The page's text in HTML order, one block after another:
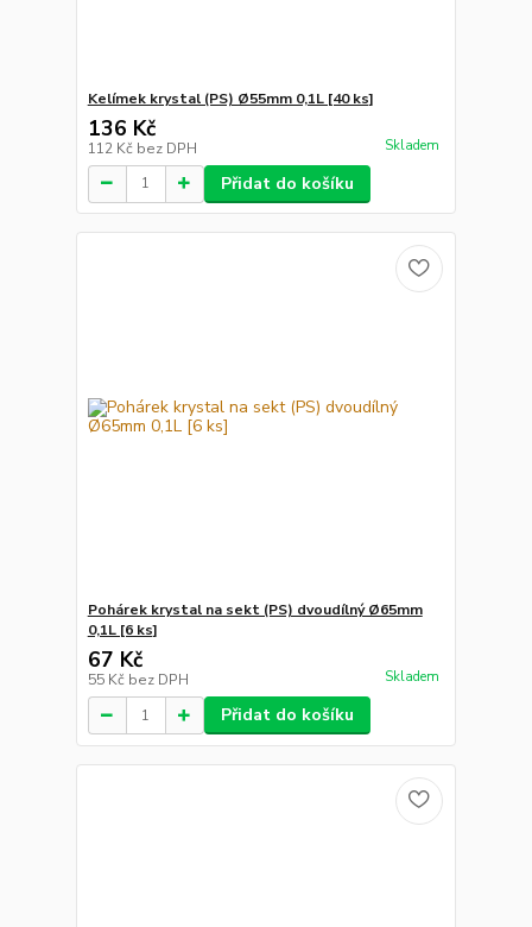
Kelímek krystal (PS) Ø55mm 0,1L [40 ks]
136 Kč
112 Kč bez DPH Skladem
Přidat do košíku
Pohárek krystal na sekt (PS) dvoudílný Ø65mm
0,1L [6 ks]
67 Kč
55 Kč bez DPH Skladem
Přidat do košíku